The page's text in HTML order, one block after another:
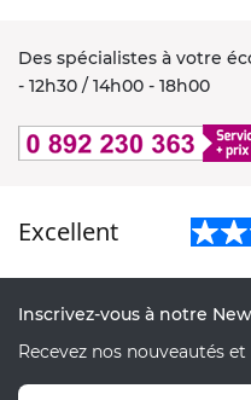
Des spécialistes à votre
- 12h30 / 14h00 - 18h00
Excellent
Inscrivez-vous à notre
Recevez nos nouveautés